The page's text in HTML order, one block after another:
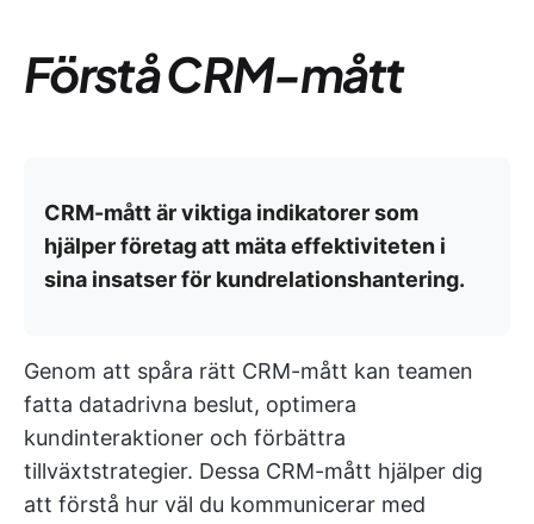
Förstå CRM-mått
CRM-mått är viktiga indikatorer som
hjälper företag att mäta effektiviteten i
sina insatser för kundrelationshantering.
Genom att spåra rätt CRM-mått kan teamen
fatta datadrivna beslut, optimera
kundinteraktioner och förbättra
tillväxtstrategier. Dessa CRM-mått hjälper dig
att förstå hur väl du kommunicerar med